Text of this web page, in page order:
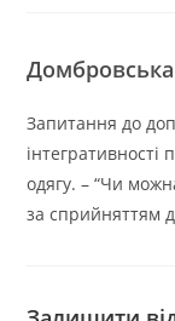
Запитання до
інтегративності
одягу. – “Чи
за сприйняттям